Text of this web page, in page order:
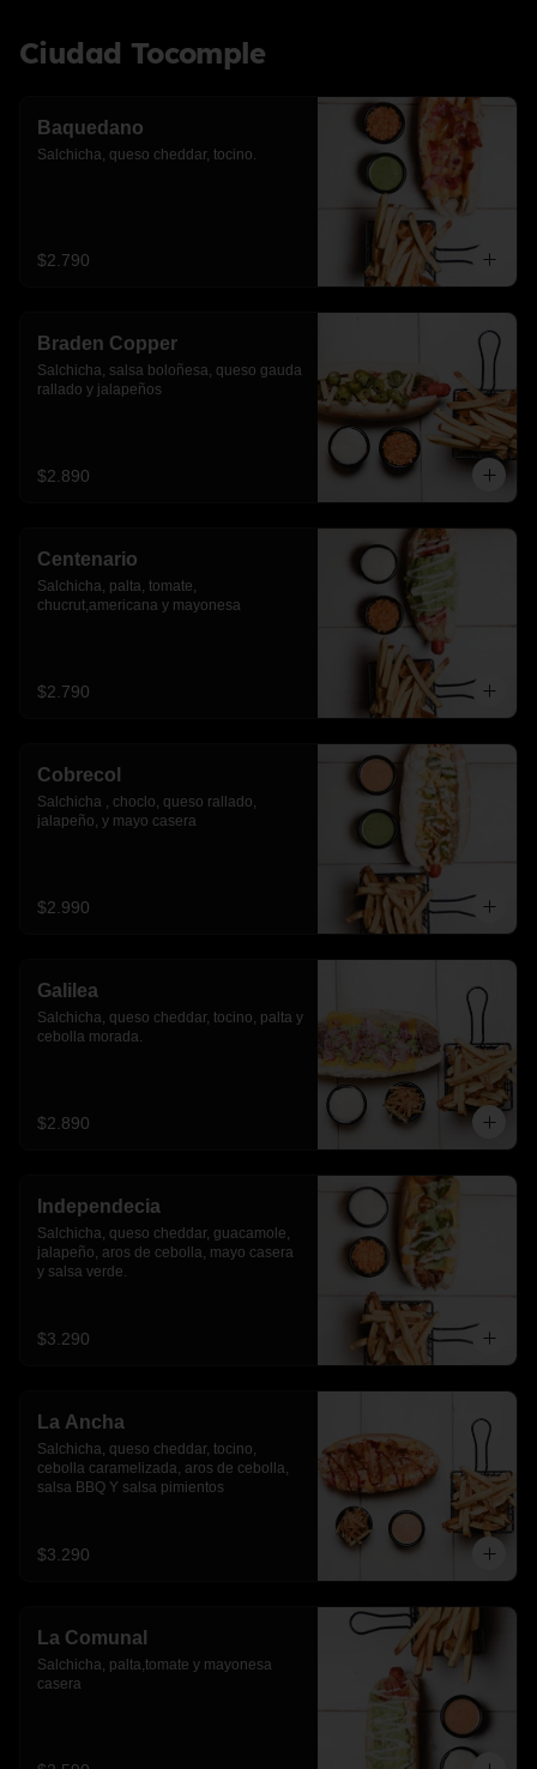
Ciudad Tocomple
Baquedano
Salchicha, queso cheddar, tocino.
$2.790
Braden Copper
Salchicha, salsa boloñesa, queso gauda
rallado y jalapeños
$2.890
Centenario
Salchicha, palta, tomate,
chucrut,americana y mayonesa
$2.790
Cobrecol
Salchicha , choclo, queso rallado,
jalapeño, y mayo casera
$2.990
Galilea
Salchicha, queso cheddar, tocino, palta y
cebolla morada.
$2.890
Independecia
Salchicha, queso cheddar, guacamole,
jalapeño, aros de cebolla, mayo casera
y salsa verde.
$3.290
La Ancha
Salchicha, queso cheddar, tocino,
cebolla caramelizada, aros de cebolla,
salsa BBQ Y salsa pimientos
$3.290
La Comunal
Salchicha, palta,tomate y mayonesa
casera